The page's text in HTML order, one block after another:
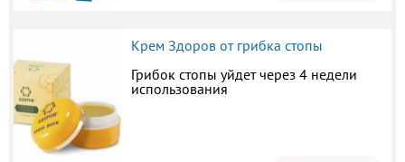
Крем Здоров от грибка стопы
Грибок стопы уйдет через 4 недели
использования